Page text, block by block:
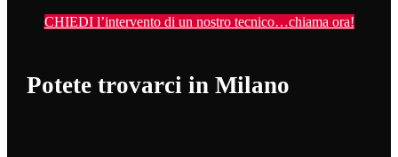
CHIEDI l’intervento di un nostro tecnico…chiama ora!
Potete trovarci in Milano